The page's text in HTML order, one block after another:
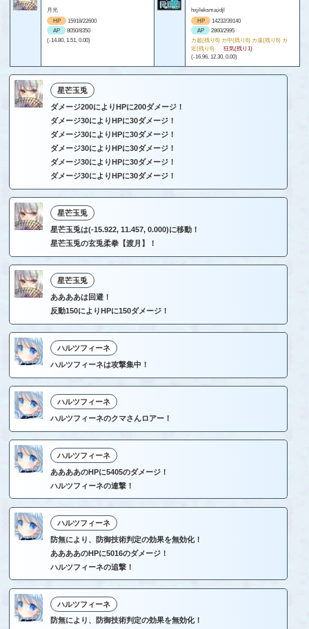
月光
HP
15918/22600
AP
8050/8350
(-14.80, 1.51, 0.00)
hxjileksma;idjl
HP
14232/39140
AP
2860/2995
カ超(残り6) カ中(残り6) カ遠(残り6) カ
近(残り6)
狂気(残り1)
(-16.96, 12.30, 0.00)
星芒玉兎
ダメージ200によりHPに200ダメージ！
ダメージ30によりHPに30ダメージ！
ダメージ30によりHPに30ダメージ！
ダメージ30によりHPに30ダメージ！
ダメージ30によりHPに30ダメージ！
ダメージ30によりHPに30ダメージ！
星芒玉兎
星芒玉兎は(-15.922, 11.457, 0.000)に移動！
星芒玉兎の玄兎柔拳【渡月】！
星芒玉兎
ああああは回避！
反動150によりHPに150ダメージ！
ハルツフィーネ
ハルツフィーネは攻撃集中！
ハルツフィーネ
ハルツフィーネのクマさんロアー！
ハルツフィーネ
ああああのHPに5405のダメージ！
ハルツフィーネの連撃！
ハルツフィーネ
防無により、防御技術判定の効果を無効化！
ああああのHPに5016のダメージ！
ハルツフィーネの追撃！
ハルツフィーネ
防無により、防御技術判定の効果を無効化！